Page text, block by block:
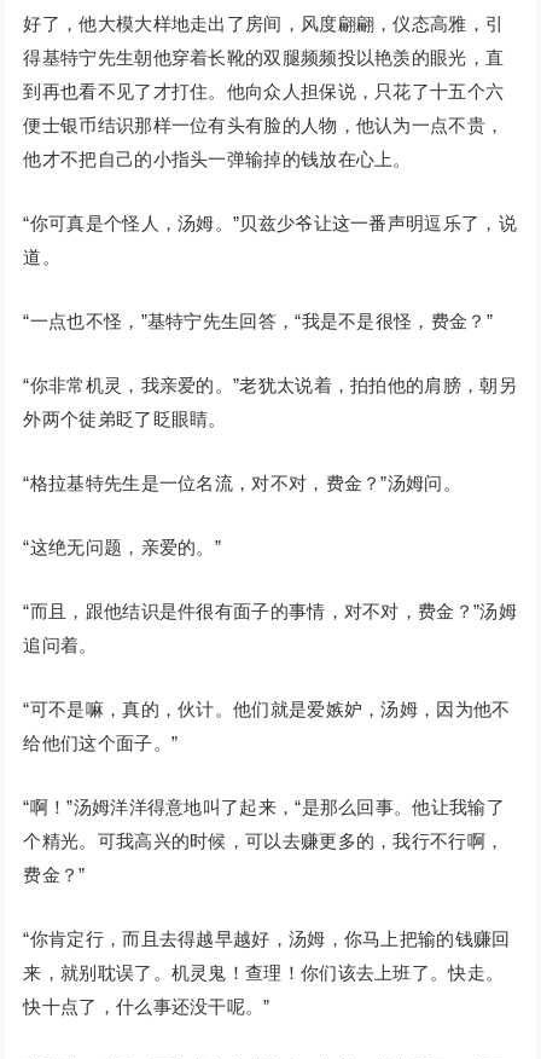
好了，他大模大样地走出了房间，风度翩翩，仪态高雅，引
得基特宁先生朝他穿着长靴的双腿频频投以艳羡的眼光，直
到再也看不见了才打住。他向众人担保说，只花了十五个六
便士银币结识那样一位有头有脸的人物，他认为一点不贵，
他才不把自己的小指头一弹输掉的钱放在心上。
“你可真是个怪人，汤姆。”贝兹少爷让这一番声明逗乐了，说
道。
“一点也不怪，”基特宁先生回答，“我是不是很怪，费金？”
“你非常机灵，我亲爱的。”老犹太说着，拍拍他的肩膀，朝另
外两个徒弟眨了眨眼睛。
“格拉基特先生是一位名流，对不对，费金？”汤姆问。
“这绝无问题，亲爱的。”
“而且，跟他结识是件很有面子的事情，对不对，费金？”汤姆
追问着。
“可不是嘛，真的，伙计。他们就是爱嫉妒，汤姆，因为他不
给他们这个面子。”
“啊！”汤姆洋洋得意地叫了起来，“是那么回事。他让我输了
个精光。可我高兴的时候，可以去赚更多的，我行不行啊，
费金？”
“你肯定行，而且去得越早越好，汤姆，你马上把输的钱赚回
来，就别耽误了。机灵鬼！查理！你们该去上班了。快走。
快十点了，什么事还没干呢。”